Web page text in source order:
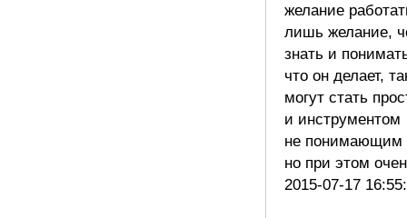
желание
лишь желание,
знать и
что он делает,
могут стать
и инструментом
не понимающим
но при этом
2015-07-17